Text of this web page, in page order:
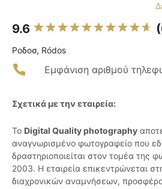
9.6
Ροδοσ, Ródos
Εμφάνιση αριθμού
Σχετικά με την εταιρεία:
Το Digital Quality photography
αναγνωρισμένο φωτογραφείο που
δραστηριοποιείται στον τομέα της
2003. Η εταιρεία επικεντρώνεται
διαχρονικών αναμνήσεων,